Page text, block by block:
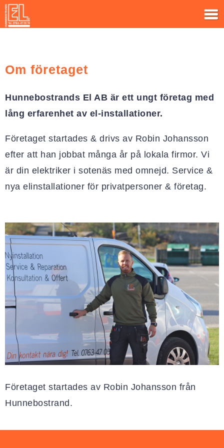
Om företaget
Hunnebostrands El AB är ett ungt företag med
lång erfarenhet av el-installationer.
Företaget startades & drivs av Robin Johansson
efter att han jobbat många år på lokala firmor. Vi
är din elektriker i sotenäs med omnejd. Service &
nya elinstallationer för privatpersoner & företag.
Företaget startades av Robin Johansson från
Hunnebostrand.